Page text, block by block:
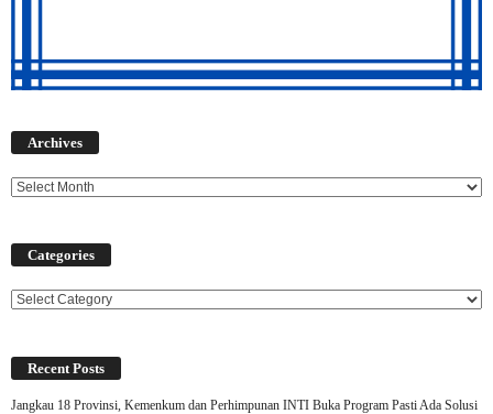
Archives
Categories
Categories
Recent Posts
Jangkau 18 Provinsi, Kemenkum dan Perhimpunan INTI Buka Program Pasti Ada Solusi